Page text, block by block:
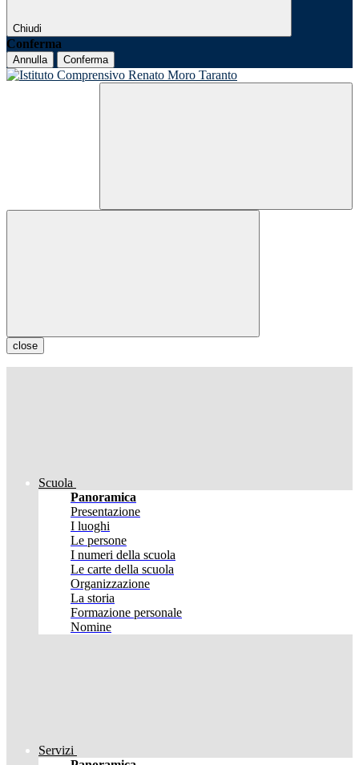
Chiudi
Conferma
Annulla Conferma
close
Scuola
Panoramica
Presentazione
I luoghi
Le persone
I numeri della scuola
Le carte della scuola
Organizzazione
La storia
Formazione personale
Nomine
Servizi